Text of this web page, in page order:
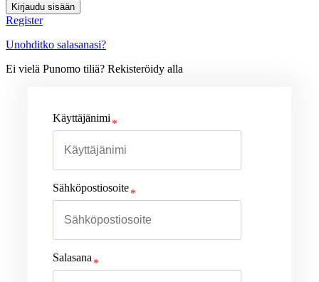
Kirjaudu sisään
Register
Unohditko salasanasi?
Ei vielä Punomo tiliä? Rekisteröidy alla
Käyttäjänimi
Sähköpostiosoite
Salasana